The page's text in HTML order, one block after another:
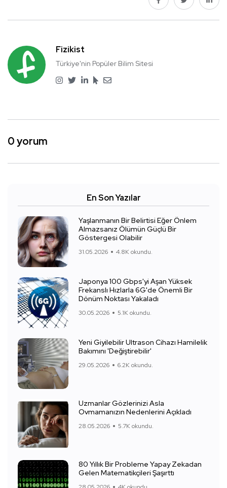
Fizikist
Türkiye'nin Popüler Bilim Sitesi
0 yorum
En Son Yazılar
Yaşlanmanın Bir Belirtisi Eğer Önlem
Almazsanız Ölümün Güçlü Bir
Göstergesi Olabilir
31.05.2026 4.8K okundu.
Japonya 100 Gbps'yi Aşan Yüksek
Frekanslı Hızlarla 6G'de Önemli Bir
Dönüm Noktası Yakaladı
30.05.2026 5.1K okundu.
Yeni Giyilebilir Ultrason Cihazı Hamilelik
Bakımını 'Değiştirebilir'
29.05.2026 6.2K okundu.
Uzmanlar Gözlerinizi Asla
Ovmamanızın Nedenlerini Açıkladı
28.05.2026 5.7K okundu.
80 Yıllık Bir Probleme Yapay Zekadan
Gelen Matematikçileri Şaşırttı